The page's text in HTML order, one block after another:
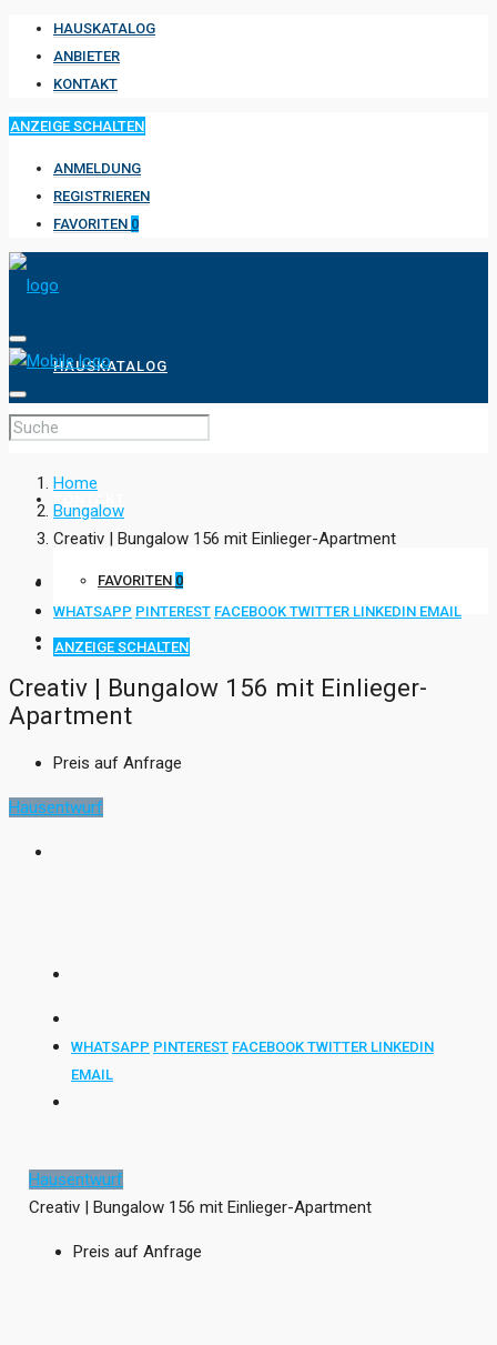
HAUSKATALOG
ANBIETER
KONTAKT
ANZEIGE SCHALTEN
ANMELDUNG
REGISTRIEREN
FAVORITEN 0
HAUSKATALOG
ANBIETER
FAVORITEN 0
ANZEIGE SCHALTEN
Home
Bungalow
Creativ | Bungalow 156 mit Einlieger-Apartment
WHATSAPP PINTEREST FACEBOOK TWITTER LINKEDIN EMAIL
Creativ | Bungalow 156 mit Einlieger-
Apartment
Preis auf Anfrage
Hausentwurf
WHATSAPP PINTEREST FACEBOOK TWITTER LINKEDIN
EMAIL
Hausentwurf
Creativ | Bungalow 156 mit Einlieger-Apartment
Preis auf Anfrage